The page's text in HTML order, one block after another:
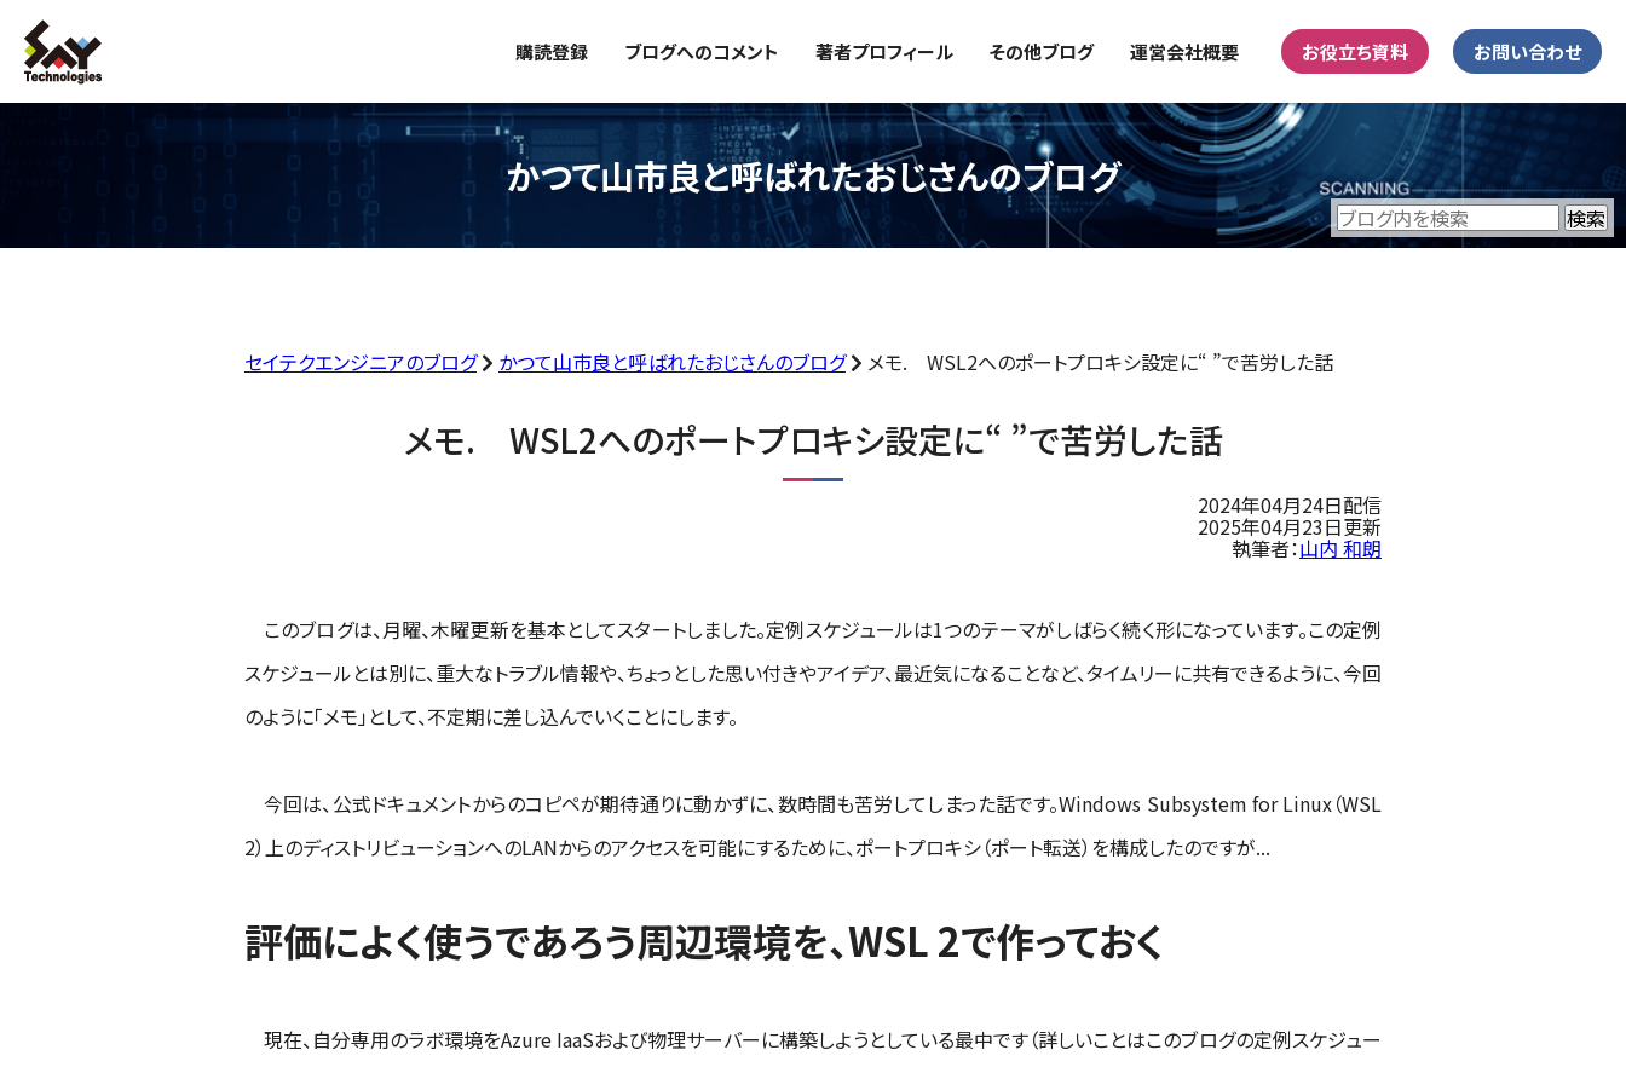
購読登録 ブログへのコメント 著者プロフィール その他ブログ 運営会社概要 お役立ち資料 お問い合わせ
かつて山市良と呼ばれたおじさんのブログ
セイテクエンジニアのブログ かつて山市良と呼ばれたおじさんのブログ メモ. WSL2へのポートプロキシ設定に“ ”で苦労した話
メモ. WSL2へのポートプロキシ設定に“ ”で苦労した話
2024年04月24日配信
2025年04月23日更新
執筆者：山内 和朗
このブログは、月曜、木曜更新を基本としてスタートしました。定例スケジュールは1つのテーマがしばらく続く形になっています。この定例
スケジュールとは別に、重大なトラブル情報や、ちょっとした思い付きやアイデア、最近気になることなど、タイムリーに共有できるように、今回
のように「メモ」として、不定期に差し込んでいくことにします。
今回は、公式ドキュメントからのコピペが期待通りに動かずに、数時間も苦労してしまった話です。Windows Subsystem for Linux（WSL
2）上のディストリビューションへのLANからのアクセスを可能にするために、ポートプロキシ（ポート転送）を構成したのですが...
評価によく使うであろう周辺環境を、WSL 2で作っておく
現在、自分専用のラボ環境をAzure IaaSおよび物理サーバーに構築しようとしている最中です（詳しいことはこのブログの定例スケジュー